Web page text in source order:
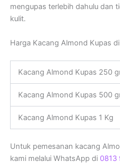
mengupas terlebih dahulu dan
kulit.
Harga Kacang Almond Kupas
Kacang Almond Kupas 250
Kacang Almond Kupas 500
Kacang Almond Kupas 1 Kg
Untuk pemesanan kacang
kami melalui WhatsApp di 0813